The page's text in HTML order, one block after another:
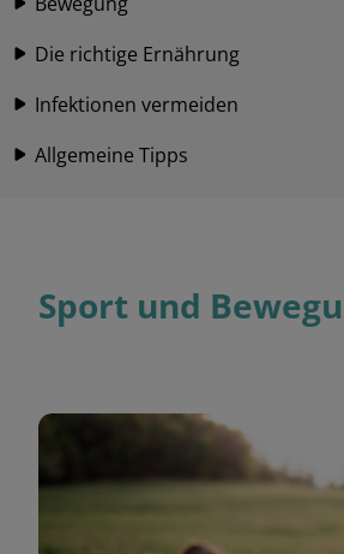
Die richtige Ernährung
Infektionen vermeiden
Allgemeine Tipps
Sport und